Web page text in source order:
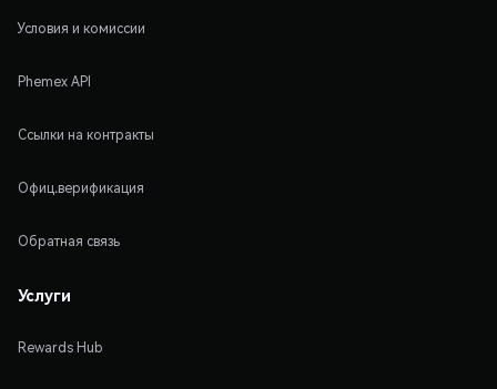
Условия и комиссии
Phemex API
Ссылки на контракты
Офиц.верификация
Обратная связь
Услуги
Rewards Hub